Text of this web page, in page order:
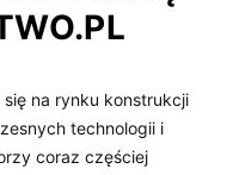
na rynku konstrukcji
technologii i
coraz częściej